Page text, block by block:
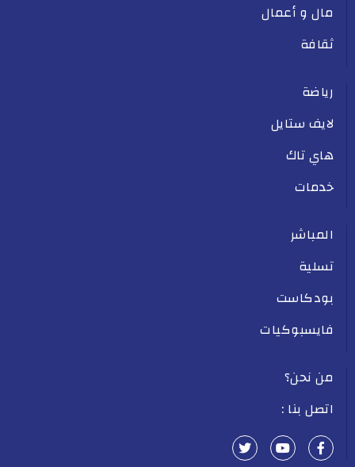
مال و أعمال
ثقافة
رياضة
لايف ستايل
هاي تاك
خدمات
المباشر
تسلية
بودكاست
فايسبوكيات
من نحن؟
اتصل بنا :